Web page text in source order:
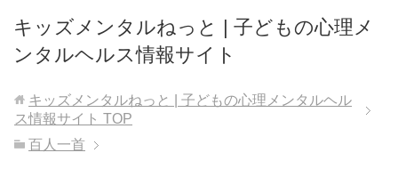
キッズメンタルねっと | 子どもの心理メ
ンタルヘルス情報サイト
キッズメンタルねっと | 子どもの心理メンタルヘル
ス情報サイト TOP
百人一首